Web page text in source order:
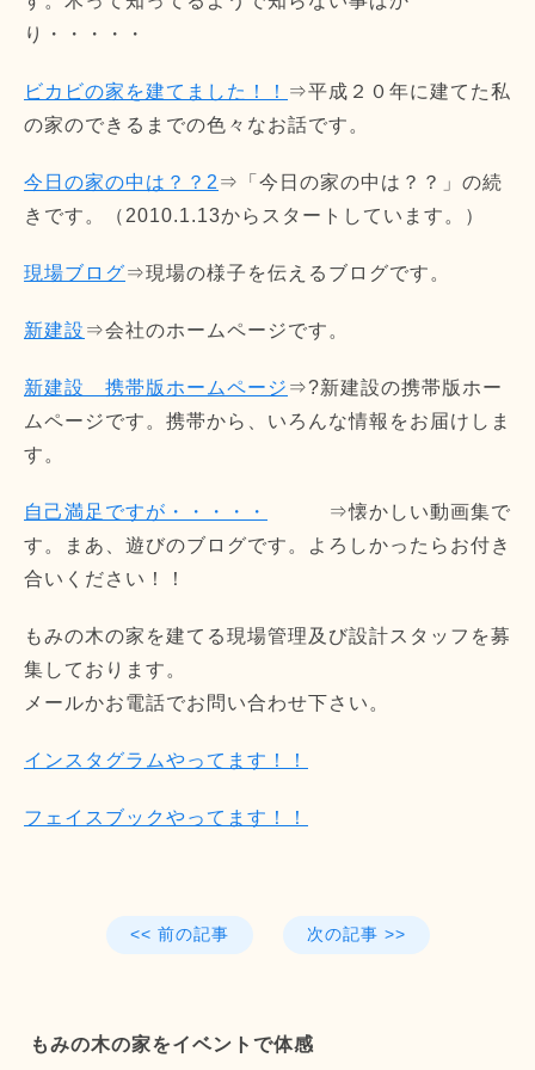
り・・・・・
ビカビの家を建てました！！ ⇒平成２０年に建てた私
の家のできるまでの色々なお話です。
今日の家の中は？？2 ⇒「今日の家の中は？？」の続
きです。（2010.1.13からスタートしています。）
現場ブログ⇒現場の様子を伝えるブログです。
新建設 ⇒会社のホームページです。
新建設 携帯版ホームページ ⇒?新建設の携帯版ホー
ムページです。携帯から、いろんな情報をお届けしま
す。
自己満足ですが・・・・・
⇒懐かしい動画集で
す。まあ、遊びのブログです。よろしかったらお付き
合いください！！
もみの木の家を建てる現場管理及び設計スタッフを募
集しております。
メールかお電話でお問い合わせ下さい。
インスタグラムやってます！！
フェイスブックやってます！！
<< 前の記事 次の記事 >>
もみの木の家をイベントで体感